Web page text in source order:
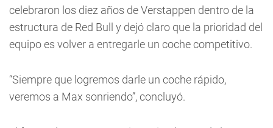
celebraron los diez años de Verstappen dentro de la
estructura de Red Bull y dejó claro que la prioridad del
equipo es volver a entregarle un coche competitivo.
“Siempre que logremos darle un coche rápido,
veremos a Max sonriendo”, concluyó.